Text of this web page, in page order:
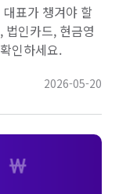
표가 챙겨야 할
인카드, 현금영
인하세요.
2026-05-20